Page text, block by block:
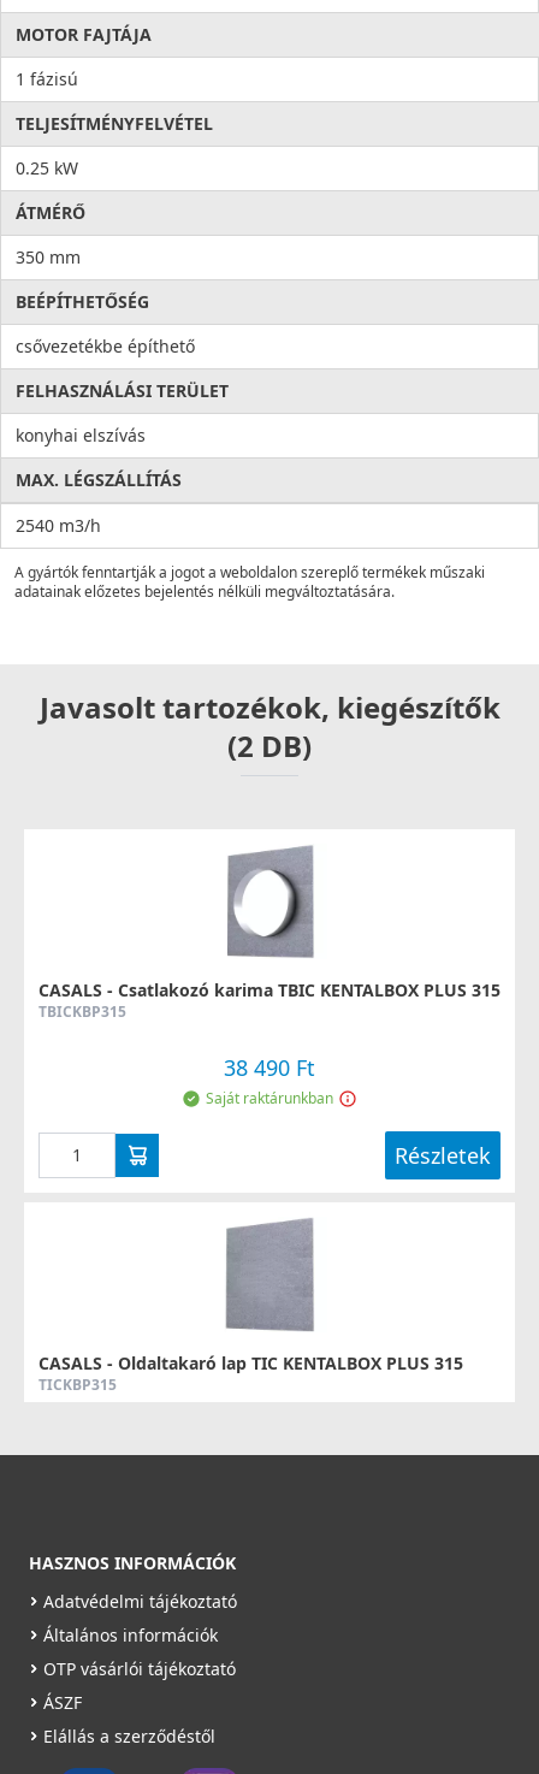
MOTOR FAJTÁJA
1 fázisú
TELJESÍTMÉNYFELVÉTEL
0.25 kW
ÁTMÉRŐ
350 mm
BEÉPÍTHETŐSÉG
csővezetékbe építhető
FELHASZNÁLÁSI TERÜLET
konyhai elszívás
MAX. LÉGSZÁLLÍTÁS
2540 m3/h
A gyártók fenntartják a jogot a weboldalon szereplő termékek műszaki
adatainak előzetes bejelentés nélküli megváltoztatására.
Javasolt tartozékok, kiegészítők
(2 DB)
CASALS - Csatlakozó karima TBIC KENTALBOX PLUS 315
TBICKBP315
38 490 Ft
Saját raktárunkban
Részletek
CASALS - Oldaltakaró lap TIC KENTALBOX PLUS 315
TICKBP315
HASZNOS INFORMÁCIÓK
Adatvédelmi tájékoztató
Általános információk
OTP vásárlói tájékoztató
ÁSZF
Elállás a szerződéstől